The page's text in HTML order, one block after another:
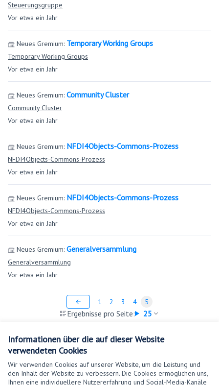
Informationen über die auf dieser Website
verwendeten Cookies
Wir verwenden Cookies auf unserer Website, um die Leistung und
den Inhalt der Website zu verbessern. Die Cookies ermöglichen uns,
Ihnen eine individuellere Nutzererfahrung und Social-Media-Kanäle
Vor etwa ein Jahr
Steuerungsgruppe
Vor etwa ein Jahr
Neues Gremium: Temporary Working Groups
Temporary Working Groups
Vor etwa ein Jahr
Neues Gremium: Community Cluster
Community Cluster
Vor etwa ein Jahr
Neues Gremium: NFDI4Objects-Commons-Prozess
NFDI4Objects-Commons-Prozess
Vor etwa ein Jahr
Neues Gremium: NFDI4Objects-Commons-Prozess
NFDI4Objects-Commons-Prozess
Vor etwa ein Jahr
Neues Gremium: Generalversammlung
Generalversammlung
Ergebnisse pro Seite: 25
1 2 3 4 5
Nutzungsbedingungen